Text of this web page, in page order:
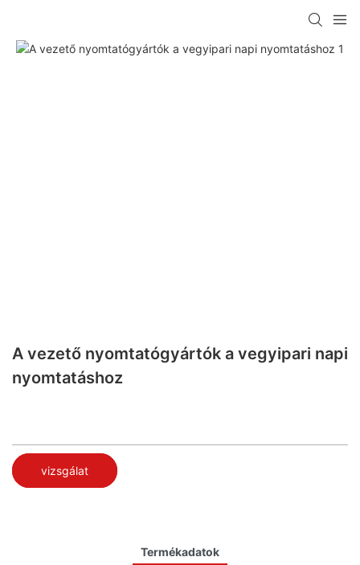
A vezető nyomtatógyártók a vegyipari napi
nyomtatáshoz
vizsgálat
Termékadatok